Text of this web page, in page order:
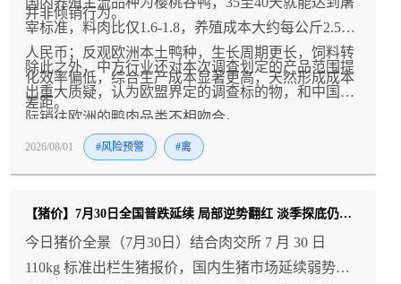
并非倾销行为。
宰标准，料肉比仅1.6-1.8，养殖成本大约每公斤2.5元
人民币；反观欧洲本土鸭种，生长周期更长，饲料转
化效率偏低，综合生产成本显著更高，天然形成成本
差距。
除此之外，中方行业还对本次调查划定的产品范围提
出重大质疑，认为欧盟界定的调查标的物，和中国实
际销往欧洲的鸭肉品类不相吻合。
2026/08/01 #风险预警 #禽
【猪价】7月30日全国普跌延续 局部逆势翻红 淡季探底仍在持续
今日猪价全景（7月30日）结合肉交所 7 月 30 日
110kg 标准出栏生猪报价，国内生猪市场延续弱势下